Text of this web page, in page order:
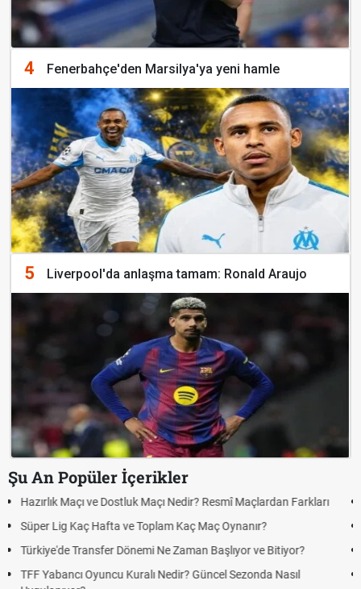
4 Fenerbahçe'den Marsilya'ya yeni hamle
5 Liverpool'da anlaşma tamam: Ronald Araujo
Şu An Popüler İçerikler
Puan Durumunda AG, OM ve Diğer Kısaltmalar Ne Anlama Gelir?
Skor Ne Demek? Sporda Skor ve Sonuç Kavramları
Futbol Nasıl Oynanır? Temel Futbol Kuralları
Deplasman Golü Kuralı Nedir? Hangi Organizasyonlarda